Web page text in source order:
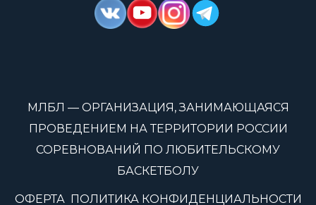
МЛБЛ — ОРГАНИЗАЦИЯ, ЗАНИМАЮЩАЯСЯ
ПРОВЕДЕНИЕМ НА ТЕРРИТОРИИ РОССИИ
СОРЕВНОВАНИЙ ПО ЛЮБИТЕЛЬСКОМУ
БАСКЕТБОЛУ
ОФЕРТА ПОЛИТИКА КОНФИДЕНЦИАЛЬНОСТИ